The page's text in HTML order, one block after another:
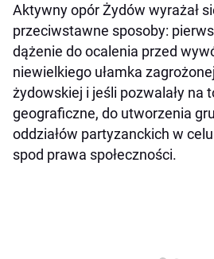
Aktywny opór Żydów wyrażał
przeciwstawne sposoby:
dążenie do ocalenia przed
niewielkiego ułamka
żydowskiej i jeśli pozwalały na
geograficzne, do utworzenia
oddziałów partyzanckich w
spod prawa społeczności.